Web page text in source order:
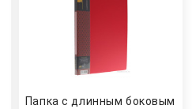
Папка с длинным боковым